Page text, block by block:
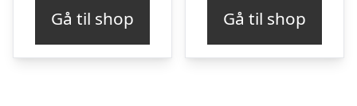
Gå til shop Gå til shop